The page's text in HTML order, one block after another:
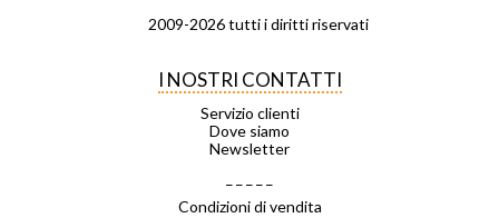
2009-2026 tutti i diritti riservati
I NOSTRI CONTATTI
Servizio clienti
Dove siamo
Newsletter
Condizioni di vendita